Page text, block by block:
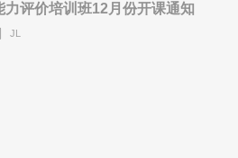
评价培训班12月份开课通知
JL